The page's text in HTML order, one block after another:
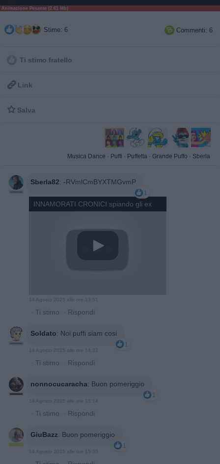
Animazione Pesante (2.61 Mb)
Stime: 6  Commenti: 6
Ti stimo fratello
 Link
 Salva
Musica Dance · Puffi · Puffetta · Grande Puffo · Sberla
Sberla82: -RVmlCmBYXTMGvmP
1
INNAMORATI CRONICI spiando gli ex
14 Agosto 2025 alle ore 13:51
· Ti stimo · Rispondi
Soldato: Noi puffi siam cosi
1
14 Agosto 2025 alle ore 14:32
· Ti stimo · Rispondi
nonnocucaracha: Buon pomeriggio
1
14 Agosto 2025 alle ore 15:14
· Ti stimo · Rispondi
GiuBazz: Buon pomeriggio
1
14 Agosto 2025 alle ore 15:35